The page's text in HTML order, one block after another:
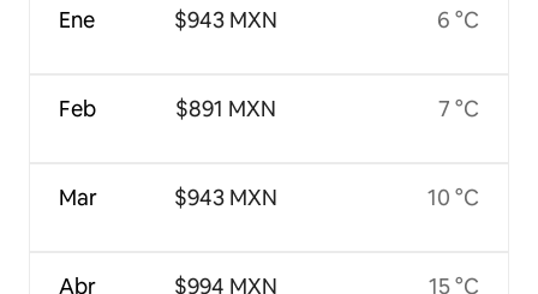
Ene
Feb
Mar
Abr
$943 MXN
$891 MXN
$943 MXN
$994 MXN
6 °C
7 °C
10 °C
15 °C